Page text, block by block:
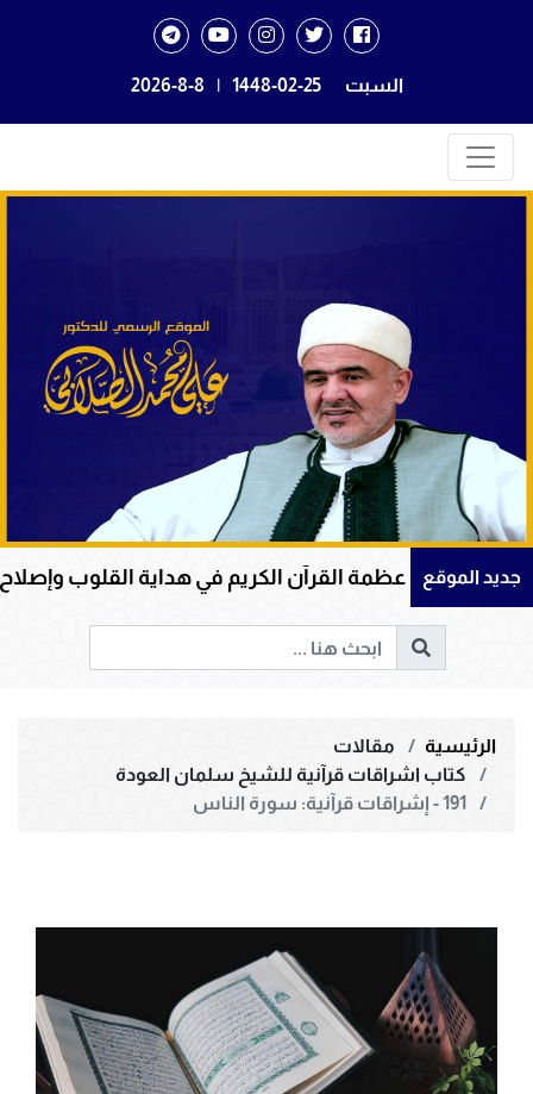
السبت 1448-02-25
|
2026-8-8
جديد الموقع
عظمة القرآن الكريم في هداية القلوب وإصلاح المجتمعات
الرئيسية
مقالات
كتاب اشراقات قرآنية للشيخ سلمان العودة